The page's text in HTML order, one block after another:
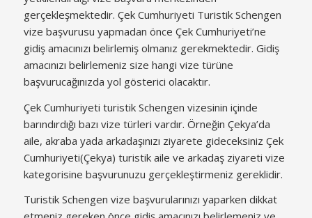
gerçekleşmektedir. Çek Cumhuriyeti Turistik Schengen
vize başvurusu yapmadan önce Çek Cumhuriyeti’ne
gidiş amacınızı belirlemiş olmanız gerekmektedir. Gidiş
amacınızı belirlemeniz size hangi vize türüne
başvurucağınızda yol gösterici olacaktır.
Çek Cumhuriyeti turistik Schengen vizesinin içinde
barındırdığı bazı vize türleri vardır. Örneğin Çekya’da
aile, akraba yada arkadaşınızı ziyarete gideceksiniz Çek
Cumhuriyeti(Çekya) turistik aile ve arkadaş ziyareti vize
kategorisine başvurunuzu gerçekleştirmeniz gereklidir.
Turistik Schengen vize başvurularınızı yaparken dikkat